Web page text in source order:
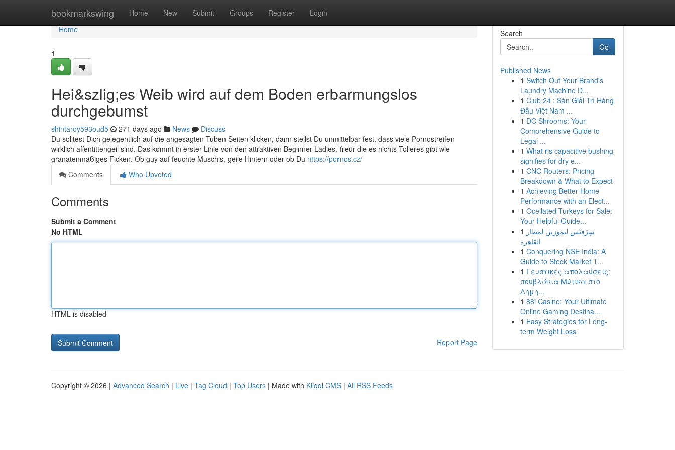
bookmarkswing Home New Submit Groups Register Login
Home
Home
1
Hei&szlig;es Weib wird auf dem Boden erbarmungslos
durchgebumst
shintaroy593oud5 271 days ago News
Discuss
Du solltest Dich gelegentlich auf die angesagten Tuben Seiten klicken, dann stellst Du unmittelbar fest, dass viele Pornostreifen
wirklich affentittengeil sind. Das kommt in erster Linie von den attraktiven Beginner Ladies, fileür die es nichts Tolleres gibt wie
granatenmäßiges Ficken. Ob guy auf feuchte Muschis, geile Hintern oder ob Du https://pornos.cz/
Comments
Who Upvoted
Comments
Submit a Comment
No HTML
HTML is disabled
Report Page
Search
Go
Published News
1 Switch Out Your Brand's
Laundry Machine D...
1 Club 24 : Sàn Giải Trí Hàng
Đầu Việt Nam ...
1 DC Shrooms: Your
Comprehensive Guide to
Legal ...
1 What ris capacitive bushing
signifies for dry e...
1 CNC Routers: Pricing
Breakdown & What to Expect
1 Achieving Better Home
Performance with an Elect...
1 Ocellated Turkeys for Sale:
Your Helpful Guide...
1 سِرْفيْس ليموزين لمطار
القاهرة
1 Conquering NSE India: A
Guide to Stock Market T...
1 Γευστικές απολαύσεις:
σουβλάκια Μύτικα στο
Δημη...
1 88i Casino: Your Ultimate
Online Gaming Destina...
1 Easy Strategies for Long-
term Weight Loss
Copyright © 2026 | Advanced Search | Live | Tag Cloud | Top Users | Made with Kliqqi CMS | All RSS Feeds